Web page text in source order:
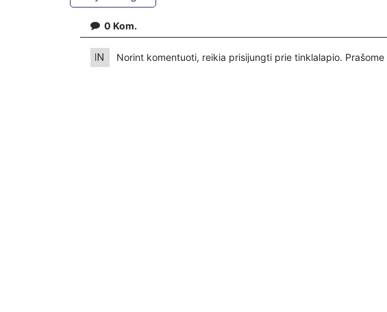
0 Kom.
Norint komentuoti, reikia prisijungti prie tinklalapio. Prašome